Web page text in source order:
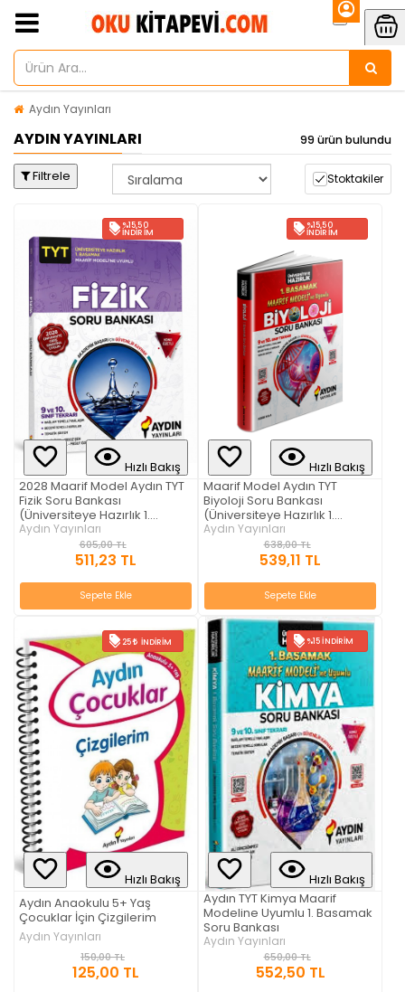
Aydın Yayınları
AYDIN YAYINLARI 99 ürün bulundu
Filtrele Stoktakiler
%15,50
İNDIRIM
Hızlı Bakış
2028 Maarif Model Aydın TYT
Fizik Soru Bankası
(Üniversiteye Hazırlık 1.
Basamak)
Aydın Yayınları
605,00 TL
511,23 TL
Sepete Ekle
%15,50
İNDIRIM
Hızlı Bakış
Maarif Model Aydın TYT
Biyoloji Soru Bankası
(Üniversiteye Hazırlık 1.
Basamak)
Aydın Yayınları
638,00 TL
539,11 TL
Sepete Ekle
25 İNDIRIM
Hızlı Bakış
Aydın Anaokulu 5+ Yaş
Çocuklar İçin Çizgilerim
Aydın Yayınları
150,00 TL
125,00 TL
%15 İNDIRIM
Hızlı Bakış
Aydın TYT Kimya Maarif
Modeline Uyumlu 1. Basamak
Soru Bankası
Aydın Yayınları
650,00 TL
552,50 TL